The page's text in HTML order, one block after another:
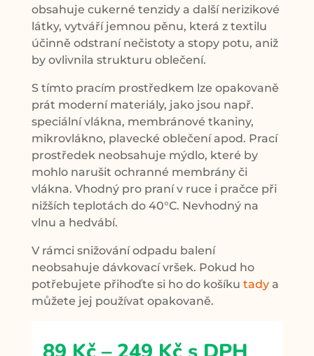
obsahuje cukerné tenzidy a další nerizikové
látky, vytváří jemnou pěnu, která z textilu
účinně odstraní nečistoty a stopy potu, aniž
by ovlivnila strukturu oblečení.
S tímto pracím prostředkem lze opakovaně
prát moderní materiály, jako jsou např.
speciální vlákna, membránové tkaniny,
mikrovlákno, plavecké oblečení apod. Prací
prostředek neobsahuje mýdlo, které by
mohlo narušit ochranné membrány či
vlákna. Vhodný pro praní v ruce i pračce při
nižších teplotách do 40°C. Nevhodný na
vlnu a hedvábí.
V rámci snižování odpadu balení
neobsahuje dávkovací vršek. Pokud ho
potřebujete přihoďte si ho do košíku tady a
můžete jej používat opakovaně.
Rozpětí